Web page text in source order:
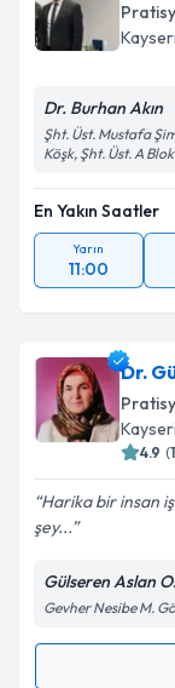
Kayseri
Dr. Burhan Akın
Şht. Üst. Mustafa
Köşk, Şht. Üst. A
En Yakın Saatler
Yarın
11:00
Dr.
Kayseri
4.9 (
Harika bir insan
şey...
Gülseren Aslan
Gevher Nesibe M.